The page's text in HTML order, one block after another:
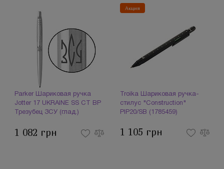
Parker Шариковая ручка
Jotter 17 UKRAINE SS CT BP
Трезубец ЗСУ (глад.)
1 082 грн
Акция
Troika Шариковая ручка-
стилус "Construction"
PIP20/SB (1785459)
1 105 грн